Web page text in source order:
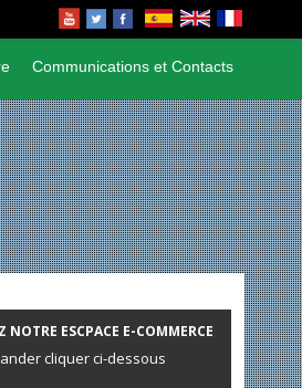
Communications et Contacts
NOTRE ESCPACE E-COMMERCE
cliquer ci-dessous